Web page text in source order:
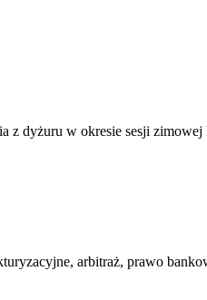
z dyżuru w okresie sesji
arbitraż, prawo